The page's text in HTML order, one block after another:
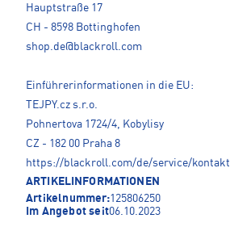
Hauptstraße 17
CH - 8598 Bottinghofen
shop.de@blackroll.com
Einführerinformationen in die EU:
TEJPY.cz s.r.o.
Pohnertova 1724/4, Kobylisy
CZ - 182 00 Praha 8
https://blackroll.com/de/service/kontakt
ARTIKELINFORMATIONEN
Artikelnummer:125806250
Im Angebot seit06.10.2023